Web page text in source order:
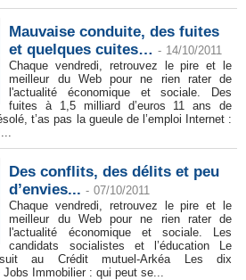
Mauvaise conduite, des fuites
et quelques cuites… - 14/10/2011
Chaque vendredi, retrouvez le pire et le
meilleur du Web pour ne rien rater de
l'actualité économique et sociale. Des
fuites à 1,5 milliard d’euros 11 ans de
t’as pas la gueule de l’emploi Internet :
Des conflits, des délits et peu
d’envies... - 07/10/2011
Chaque vendredi, retrouvez le pire et le
meilleur du Web pour ne rien rater de
l'actualité économique et sociale. Les
candidats socialistes et l’éducation Le
au Crédit mutuel-Arkéa Les dix
Immobilier : qui peut se...